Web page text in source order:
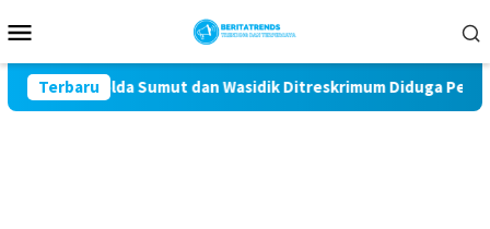
ke
Mobile
Terbaru
Polda Sumut dan Wasidik Ditreskrimum Diduga Permainkan